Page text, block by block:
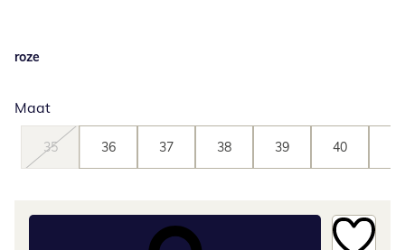
roze
Maat
35 36 37 38 39 40